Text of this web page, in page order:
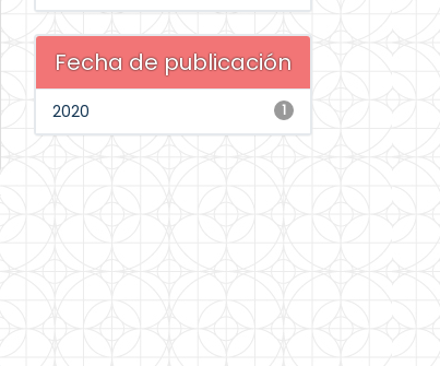
Fecha de publicación
1
2020